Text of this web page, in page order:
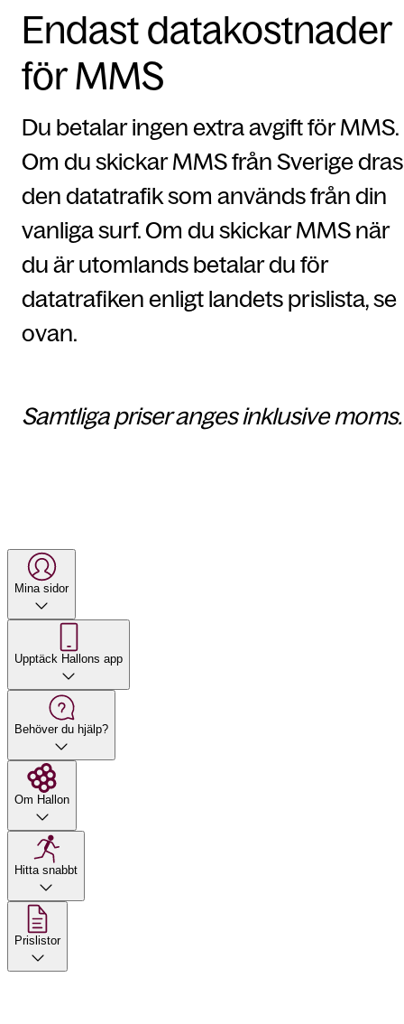
Endast datakostnader
för MMS
Du betalar ingen extra avgift för MMS.
Om du skickar MMS från Sverige dras
den datatrafik som används från din
vanliga surf. Om du skickar MMS när
du är utomlands betalar du för
datatrafiken enligt landets prislista, se
ovan.
Samtliga priser anges inklusive moms.
Mina sidor
Upptäck Hallons app
Behöver du hjälp?
Om Hallon
Hitta snabbt
Prislistor